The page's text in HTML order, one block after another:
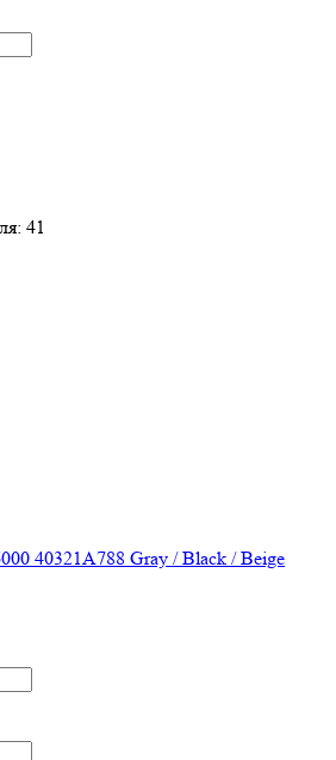
41
40321A788 Gray / Black / Beige